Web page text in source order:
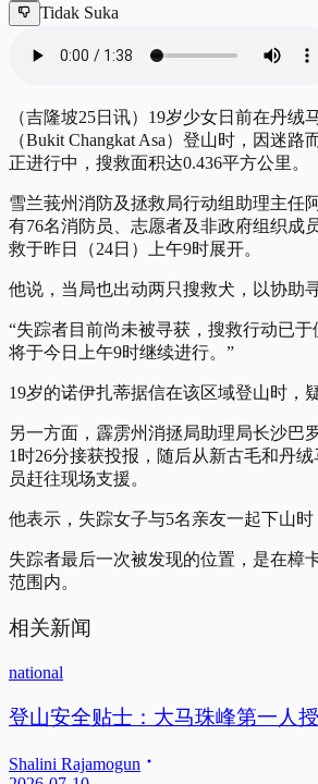
Tidak Suka
（吉隆坡25日讯）19岁少女日前在丹绒
（Bukit Changkat Asa）登山时，因迷
正进行中，搜救面积达0.436平方公里。
雪兰莪州消防及拯救局行动组助理主任
有76名消防员、志愿者及非政府组织成
救于昨日（24日）上午9时展开。
他说，当局也出动两只搜救犬，以协助
“失踪者目前尚未被寻获，搜救行动已
将于今日上午9时继续进行。”
19岁的诺伊扎蒂据信在该区域登山时，
另一方面，霹雳州消拯局助理局长沙巴
1时26分接获投报，随后从新古毛和丹
员赶往现场支援。
他表示，失踪女子与5名亲友一起下山时
失踪者最后一次被发现的位置，是在樟
范围内。
相关新闻
national
登山安全贴士：大马珠峰第一人
Shalini Rajamogun